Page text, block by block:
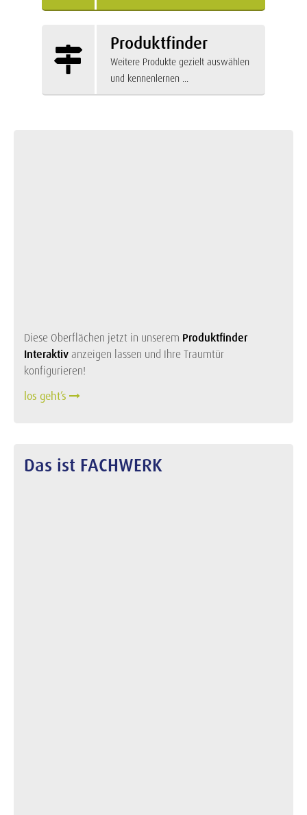
Produktfinder
Weitere Produkte gezielt auswählen
und kennenlernen ...
Diese Oberflächen jetzt in unserem Produktfinder
Interaktivanzeigen lassen und Ihre Traumtür
konfigurieren!
los geht’s
Das ist FACHWERK